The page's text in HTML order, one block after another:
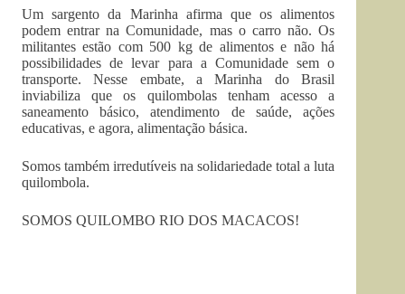
Um sargento da Marinha afirma que os alimentos
podem entrar na Comunidade, mas o carro não. Os
militantes estão com 500 kg de alimentos e não há
possibilidades de levar para a Comunidade sem o
transporte. Nesse embate, a Marinha do Brasil
inviabiliza que os quilombolas tenham acesso a
saneamento básico, atendimento de saúde, ações
educativas, e agora, alimentação básica.
Somos também irredutíveis na solidariedade total a luta
quilombola.
SOMOS QUILOMBO RIO DOS MACACOS!